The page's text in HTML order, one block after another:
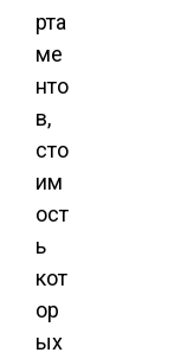
рта
ме
нто
в,
сто
им
ост
ь
кот
ор
ых